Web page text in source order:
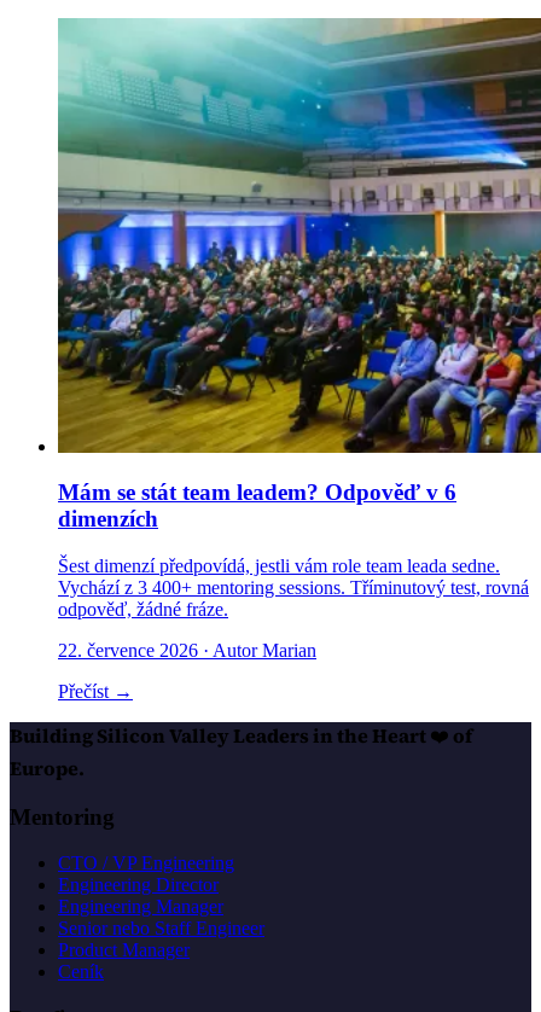
Mám se stát team leadem? Odpověď v 6
dimenzích
Šest dimenzí předpovídá, jestli vám role team leada sedne.
Vychází z 3 400+ mentoring sessions. Tříminutový test, rovná
odpověď, žádné fráze.
22. července 2026 · Autor Marian
Přečíst →
Building Silicon Valley Leaders in the Heart❤️ of
Europe.
Mentoring
CTO / VP Engineering
Engineering Director
Engineering Manager
Senior nebo Staff Engineer
Product Manager
Ceník